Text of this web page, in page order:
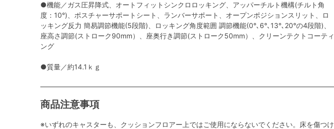
●機能／ガス圧昇降式、オートフィットシンクロロッキング、アッパーチルト機構(チルト角
度：10°)、ポスチャーサポートシート、ランバーサポート、オープンポジションスリット、ロ
ッキング反力 簡易調節機能(5段階)、ロッキング角度範囲 調節機能(0°､6°､13°､20°の4段階)、
座高さ調節(ストローク90mm）、座奥行き調節(ストローク50mm）、クリーンテクトコーティ
ング
●質量／約14.1ｋｇ
商品注意事項
※いずれのキャスターも、クッションフロアー上ではご使用にならないでください。床を傷つけ